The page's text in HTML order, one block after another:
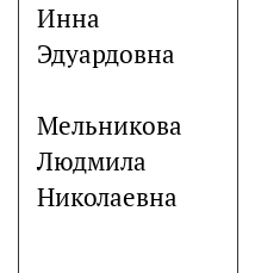
Инна
Эдуардовна
Мельникова
Людмила
Николаевна